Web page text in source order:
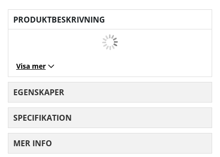
PRODUKTBESKRIVNING
Visa mer
EGENSKAPER
SPECIFIKATION
MER INFO